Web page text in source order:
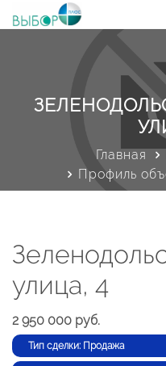
Главная
Профиль
улица, 4
2 950 000 руб.
Тип сделки: Продажа